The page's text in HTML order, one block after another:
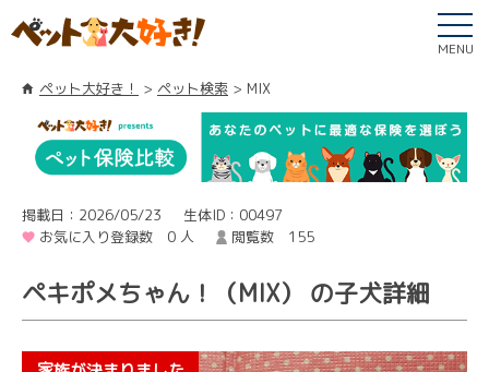
MENU
ペット大好き！ ペット検索 MIX
掲載日：2026/05/23
生体ID：00497
お気に入り登録数 0 人
閲覧数 155
ペキポメちゃん！（MIX） の子犬詳細